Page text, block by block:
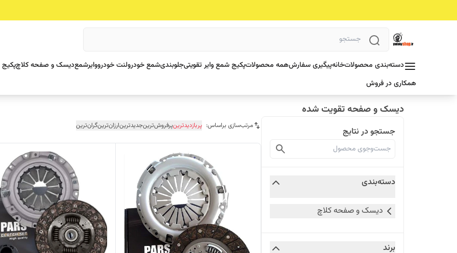
دسته‌بندی محصولاتخانهپیگیری سفارشهمه محصولاتپکیج شمع وایر تقویتیجلوبندیشمع خودرولنت خودرووایرشمعدیسک و صفحه کلاچ
همکاری در فروش
دیسک و صفحه تقویت شده
جستجو در نتایج
دسته‌بندی
دیسک و صفحه کلاچ
برند
مرتب‌سازی براساس: پربازدیدترینپرفروش‌ترینجدیدترینارزان‌ترینگران‌ترین